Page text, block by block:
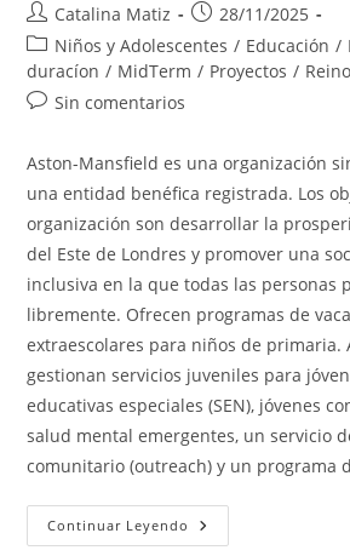
Autor
de
la
entrada:
Catalina Matiz
Publicación
de
la
28/11/2025
Categoría
de
la
Niños y Adolescentes / Educación /
duracíon / MidTerm / Proyectos /
Comentarios
la
Sin comentarios
Aston-Mansfield es una organización
una entidad benéfica registrada. Los
organización son desarrollar la
del Este de Londres y promover una
inclusiva en la que todas las personas
libremente. Ofrecen programas de
extraescolares para niños de primaria.
gestionan servicios juveniles para
educativas especiales (SEN), jóvenes
salud mental emergentes, un servicio
comunitario (outreach) y un programa
Continuar Leyendo Aston
Mansfield